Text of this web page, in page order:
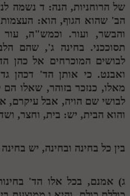
הזמן סט תע"ס
הזמן סט תלמוד עשר הספירות
ספרים להורדה
מנוע חיפוש בספרים
תלמוד עשר הספירות בעיון
תע"ס חלק ב' עיון
של הרוחניות, הנה: ד נשמה
הב' שהוא הגוף, הוא:
והבשר, ועור. וכמש"ה, עור
תסוככני. בחינה ג', שהם
לבושים המוכרחים אל כהן
ואבנט. כי אותן הד' דכהן
מאלו, כנזכר בזוהר, שאלו
לבושי שם הויה, אבל עיקרם,
והוא הבית, יש: בית, וחצר,
בין כל בחינה ובחינה, יש
ג) אמנם, בכל אלו הד'